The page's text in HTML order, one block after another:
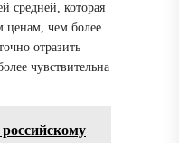
которая
ценам, чем более
отразить
чувствительна